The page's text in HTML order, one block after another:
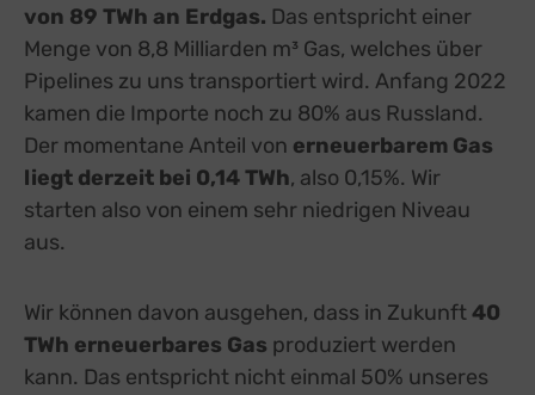
von 89 TWh an Erdgas. Das entspricht einer
Menge von 8,8 Milliarden m³ Gas, welches über
Pipelines zu uns transportiert wird. Anfang 2022
kamen die Importe noch zu 80% aus Russland.
Der momentane Anteil von erneuerbarem Gas
liegt derzeit bei 0,14 TWh, also 0,15%. Wir
starten also von einem sehr niedrigen Niveau
aus.
Wir können davon ausgehen, dass in Zukunft40
TWh erneuerbares Gas produziert werden
kann. Das entspricht nicht einmal 50% unseres